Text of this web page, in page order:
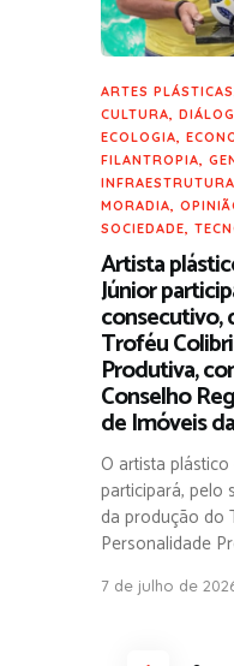
ARTES PLÁSTICAS
CULTURA,
ECOLOGIA,
FILANTROPIA,
INFRAESTRUTURA
MORADIA,
SOCIEDADE,
Artista
Júnior
consecutivo,
Troféu
Produtiva,
Conselho
de Imóveis
O artista
participará, pelo
da produção do
Personalidade
7 de julho de